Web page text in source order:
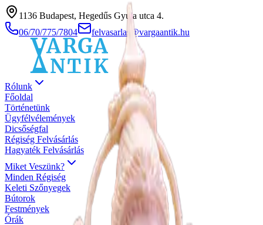
1136 Budapest, Hegedűs Gyula utca 4.
06/70/775/7804
felvasarlas@vargaantik.hu
Rólunk
Főoldal
Történetünk
Ügyfélvélemények
Dicsőségfal
Régiség Felvásárlás
Hagyaték Felvásárlás
Miket Veszünk?
Minden Régiség
Keleti Szőnyegek
Bútorok
Festmények
Órák